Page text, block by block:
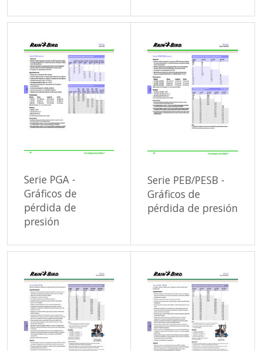
Serie PGA -
Gráficos de
pérdida de
presión
Serie PEB/PESB -
Gráficos de
pérdida de presión